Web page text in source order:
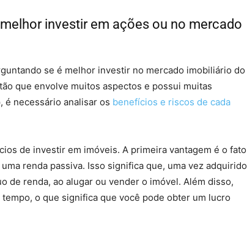
investir em ações ou no mercado
guntando se é melhor investir no mercado imobiliário do
ão que envolve muitos aspectos e possui muitas
, é necessário analisar os benefícios e riscos de cada
cios de investir em imóveis. A primeira vantagem é o fato
uma renda passiva. Isso significa que, uma vez adquirido
de renda, ao alugar ou vender o imóvel. Além disso,
tempo, o que significa que você pode obter um lucro